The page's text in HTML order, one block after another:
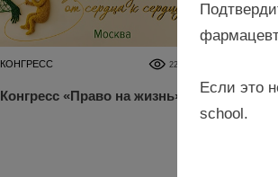
КОНГРЕСС 22 694
Конгресс «Право на жизнь»
Если это
school.